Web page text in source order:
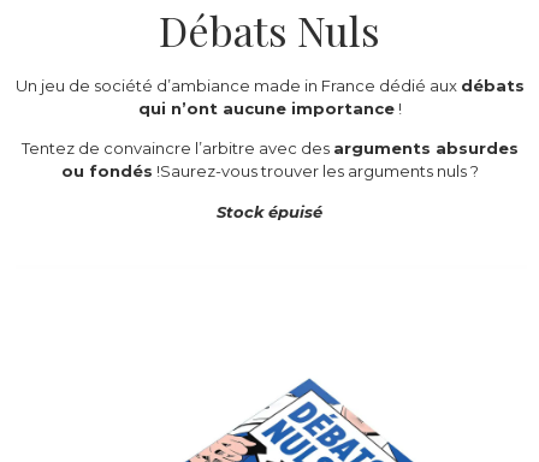
Débats Nuls
Un jeu de société d’ambiance made in France dédié aux débats
qui n’ont aucune importance!
Tentez de convaincre l’arbitre avec des arguments absurdes
ou fondés !Saurez-vous trouver les arguments nuls ?
Stock épuisé